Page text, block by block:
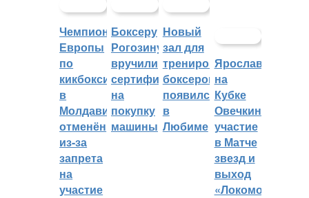
Чемпионат
Европы
по
кикбоксингу
в
Молдавии
отменён
из-за
запрета
на
участие
Боксеру
Рогозину
вручили
сертификат
на
покупку
машины
Новый
зал для
тренировок
боксеров
появился
в
Любиме
Ярославцы
на
Кубке
Овечкина:
участие
в Матче
звезд и
выход
«Локомотива»